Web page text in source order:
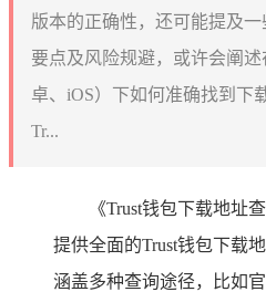
版本的正确性，还可能提及
要点及风险规避，或许会阐
卓、iOS）下如何准确找到下
Tr...
《Trust钱包下载地址
提供全面的Trust钱包下载
涵盖多种查询途径，比如